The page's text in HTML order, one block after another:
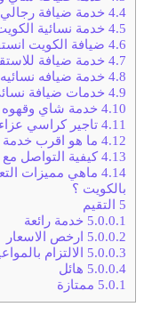
4.4خدمة ضيافة رجالي
4.5خدمة نسائية
4.6ضيافة الكويت
4.7خدمة ضيافة
4.8خدمة ضيافه
4.9خدمات ضيافة
4.10خدمة شاي وقهوه
4.11تاجير كراسي عزاء
4.12ما هو اقرب خدمة
4.13كيفية التواصل
4.14ماهي مميزات
بالكويت ؟
5 التقيم
5.0.0.1 خدمة رائعة
5.0.0.2 ارخص الاسعار
5.0.0.3 الالتزام
5.0.0.4 هائل
5.0.1 ممتازة